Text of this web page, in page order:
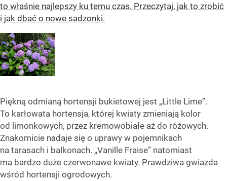
to właśnie najlepszy ku temu czas. Przeczytaj, jak to zrobić
i jak dbać o nowe sadzonki.
Piękną odmianą hortensji bukietowej jest „Little Lime”.
To karłowata hortensja, której kwiaty zmieniają kolor
od limonkowych, przez kremowobiałe aż do różowych.
Znakomicie nadaje się o uprawy w pojemnikach
na tarasach i balkonach. „Vanille Fraise” natomiast
ma bardzo duże czerwonawe kwiaty. Prawdziwa gwiazda
wśród hortensji ogrodowych.